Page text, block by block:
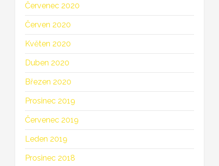
Červenec 2020
Červen 2020
Květen 2020
Duben 2020
Březen 2020
Prosinec 2019
Červenec 2019
Leden 2019
Prosinec 2018